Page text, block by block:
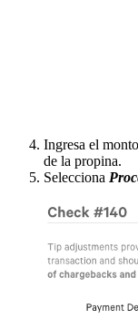
Ingresa el
de la propina.
Selecciona